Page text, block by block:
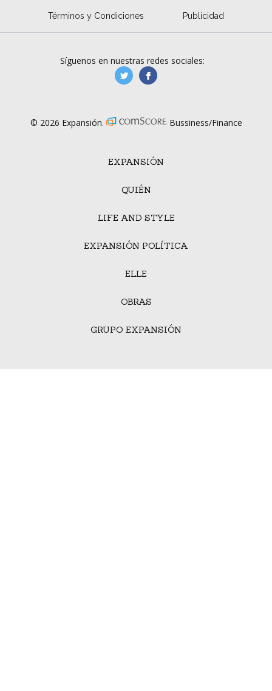
Términos y Condiciones Publicidad
EXPANSIÓN
QUIÉN
LIFE AND STYLE
EXPANSIÓN POLÍTICA
ELLE
OBRAS
GRUPO EXPANSIÓN
Síguenos en nuestras redes sociales:
manufacturaGE
© 2026 Expansión. Bussiness/Finance